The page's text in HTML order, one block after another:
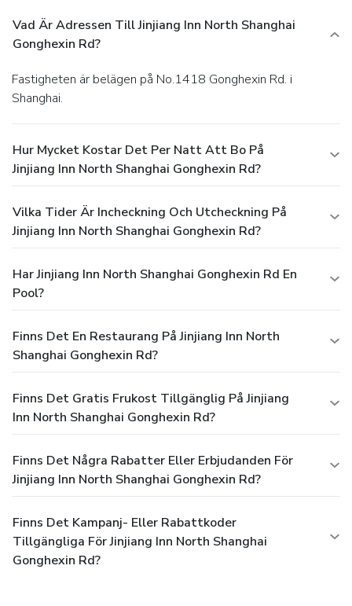
Vad Är Adressen Till Jinjiang Inn North Shanghai
Gonghexin Rd?
Fastigheten är belägen på No.1418 Gonghexin Rd. i
Shanghai.
Hur Mycket Kostar Det Per Natt Att Bo På
Jinjiang Inn North Shanghai Gonghexin Rd?
Vilka Tider Är Incheckning Och Utcheckning På
Jinjiang Inn North Shanghai Gonghexin Rd?
Har Jinjiang Inn North Shanghai Gonghexin Rd En
Pool?
Finns Det En Restaurang På Jinjiang Inn North
Shanghai Gonghexin Rd?
Finns Det Gratis Frukost Tillgänglig På Jinjiang
Inn North Shanghai Gonghexin Rd?
Finns Det Några Rabatter Eller Erbjudanden För
Jinjiang Inn North Shanghai Gonghexin Rd?
Finns Det Kampanj- Eller Rabattkoder
Tillgängliga För Jinjiang Inn North Shanghai
Gonghexin Rd?